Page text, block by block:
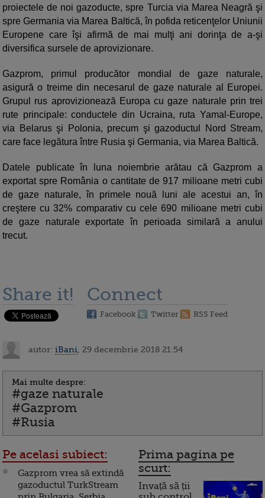
proiectele de noi gazoducte, spre Turcia via Marea Neagră şi
spre Germania via Marea Baltică, în pofida reticenţelor Uniunii
Europene care îşi afirmă de mai mulţi ani dorinţa de a-şi
diversifica sursele de aprovizionare.
Gazprom, primul producător mondial de gaze naturale,
asigură o treime din necesarul de gaze naturale al Europei.
Grupul rus aprovizionează Europa cu gaze naturale prin trei
rute principale: conductele din Ucraina, ruta Yamal-Europe,
via Belarus şi Polonia, precum şi gazoductul Nord Stream,
care face legătura între Rusia şi Germania, via Marea Baltică.
Datele publicate în luna noiembrie arătau că Gazprom a
exportat spre România o cantitate de 917 milioane metri cubi
de gaze naturale, în primele nouă luni ale acestui an, în
creştere cu 32% comparativ cu cele 690 milioane metri cubi
de gaze naturale exportate în perioada similară a anului
trecut.
Share it! Connect
Facebook Twitter RSS Feed
autor: iBani , 29 decembrie 2018 21:54
Mai multe despre:
#gaze naturale
#Gazprom
#Rusia
Pe acelasi subiect:
Gazprom vrea să extindă
gazoductul TurkStream
Prima pagina pe
scurt:
Invață să ții